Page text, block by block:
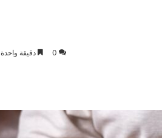
0 دقيقة واحدة